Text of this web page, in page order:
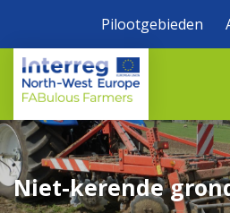
Pilootgebieden
Niet-kerende